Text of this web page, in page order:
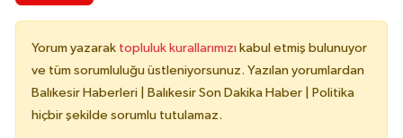
Yorum yazarak topluluk kurallarımızı kabul etmiş bulunuyor
ve tüm sorumluluğu üstleniyorsunuz. Yazılan yorumlardan
Balıkesir Haberleri | Balıkesir Son Dakika Haber | Politika
hiçbir şekilde sorumlu tutulamaz.